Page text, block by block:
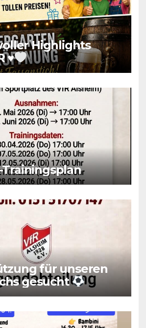
Highlights
♥️
für unseren
gesucht